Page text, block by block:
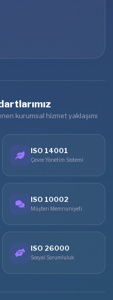
kurumsal hizmet yaklaşımı
ISO 14001
Çevre Yönetim Sistemi
ISO 10002
Müşteri Memnuniyeti
ISO 26000
Sosyal Sorumluluk